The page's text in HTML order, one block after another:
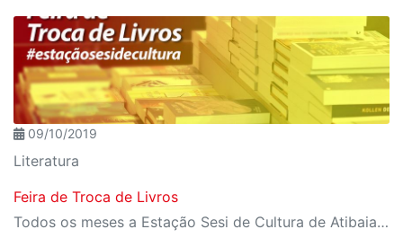
09/10/2019
Literatura
Feira de Troca de Livros
Todos os meses a Estação Sesi de Cultura de Atibaia promove este evento literário para todos os públicos.